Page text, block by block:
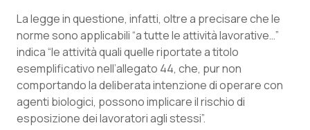
Molise
Piemonte
Provincia Autonoma di Bolzano
Provincia Autonoma di Trento
Epatiti
HIV
Infezioni & Febbre
Ipertensione & Scompenso
La legge in questione, infatti, oltre a precisare che le
norme sono applicabili “a tutte le attività lavorative…”
indica “le attività quali quelle riportate a titolo
esemplificativo nell’allegato 44, che, pur non
comportando la deliberata intenzione di operare con
agenti biologici, possono implicare il rischio di
esposizione dei lavoratori agli stessi”.